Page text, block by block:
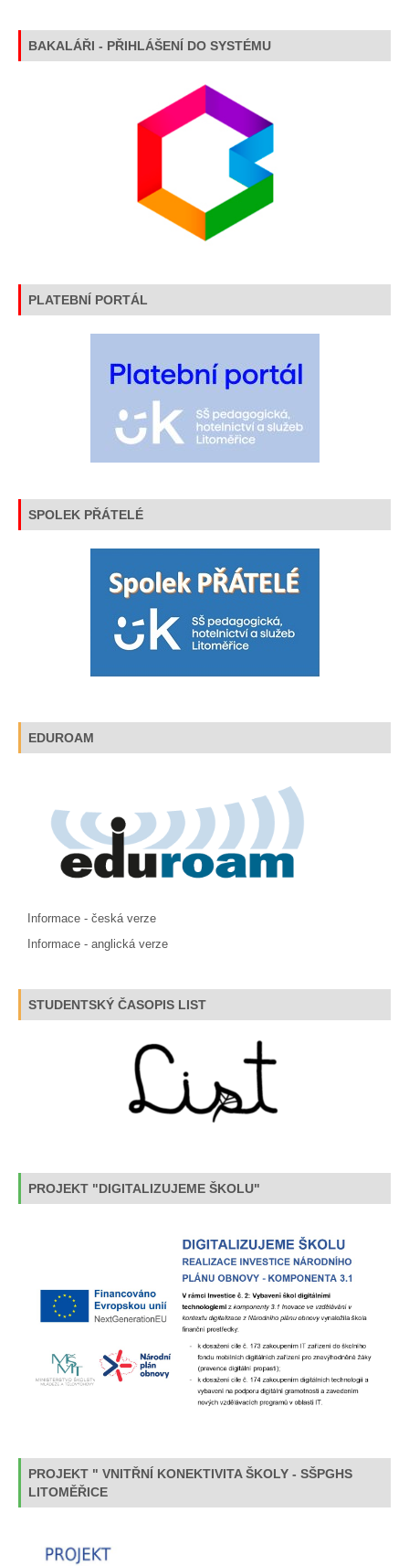
BAKALÁŘI - PŘIHLÁŠENÍ DO SYSTÉMU
PLATEBNÍ PORTÁL
SPOLEK PŘÁTELÉ
EDUROAM
Informace - česká verze
Informace - anglická verze
STUDENTSKÝ ČASOPIS LIST
PROJEKT "DIGITALIZUJEME ŠKOLU"
PROJEKT " VNITŘNÍ KONEKTIVITA ŠKOLY - SŠPGHS
LITOMĚŘICE